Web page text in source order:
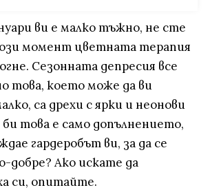
ви е малко тъжно, не сте
момент цветната терапия
Сезонната депресия все
това, което може да ви
са дрехи с ярки и неонови
това е само допълнението,
гардеробът ви, за да се
добре? Ако искате да
си, опитайте.